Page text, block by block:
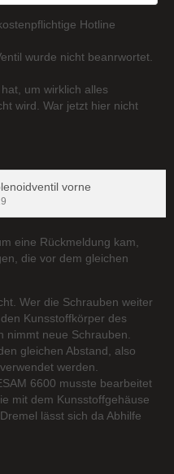
Hotline
wurde nicht beanrwortet.
um wirklich alles
wird. War jetzt hier nicht
vorne
eine Rückmeldung kam,
die vor dem gleichen
Wer die Schrauben weiter
Kunsstoffkörper des
nimmt neue Schrauben.
gleichen Abstand, also
werden.
6600 musste bearbeitet
mit dem Kunsstoffgehäuse
lässt sich da Abhilfe